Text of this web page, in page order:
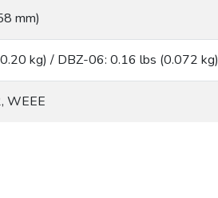
mm)
kg) / DBZ-06: 0.16 lbs (0.072 kg)
WEEE